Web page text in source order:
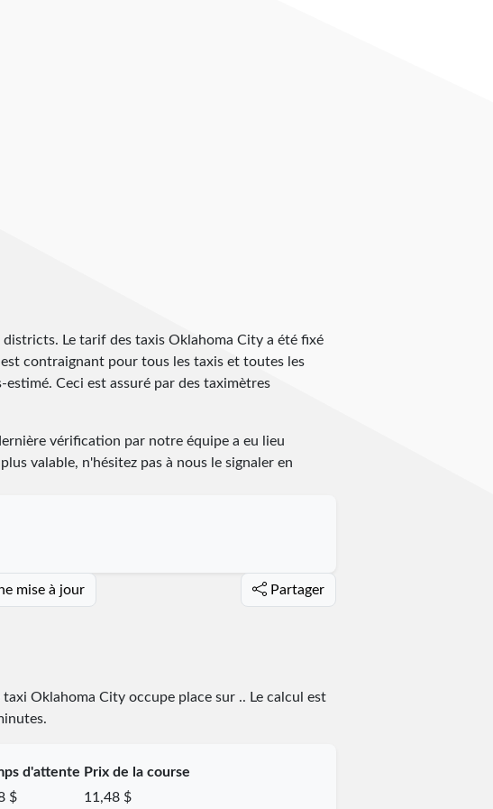
Le tarif des taxis Oklahoma City a été fixé
contraignant pour tous les taxis et toutes les
Ceci est assuré par des taximètres
vérification par notre équipe a eu lieu
valable, n'hésitez pas à nous le signaler en
mise à jour Partager
Oklahoma City occupe place sur .. Le calcul est
d'attente Prix de la course
$
11,48 $